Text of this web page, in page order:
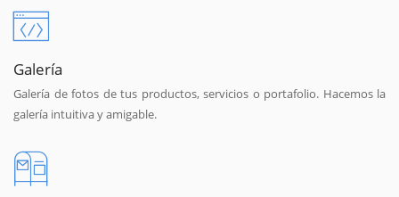
Galería
Galería de fotos de tus productos, servicios o portafolio. Hacemos la
galería intuitiva y amigable.